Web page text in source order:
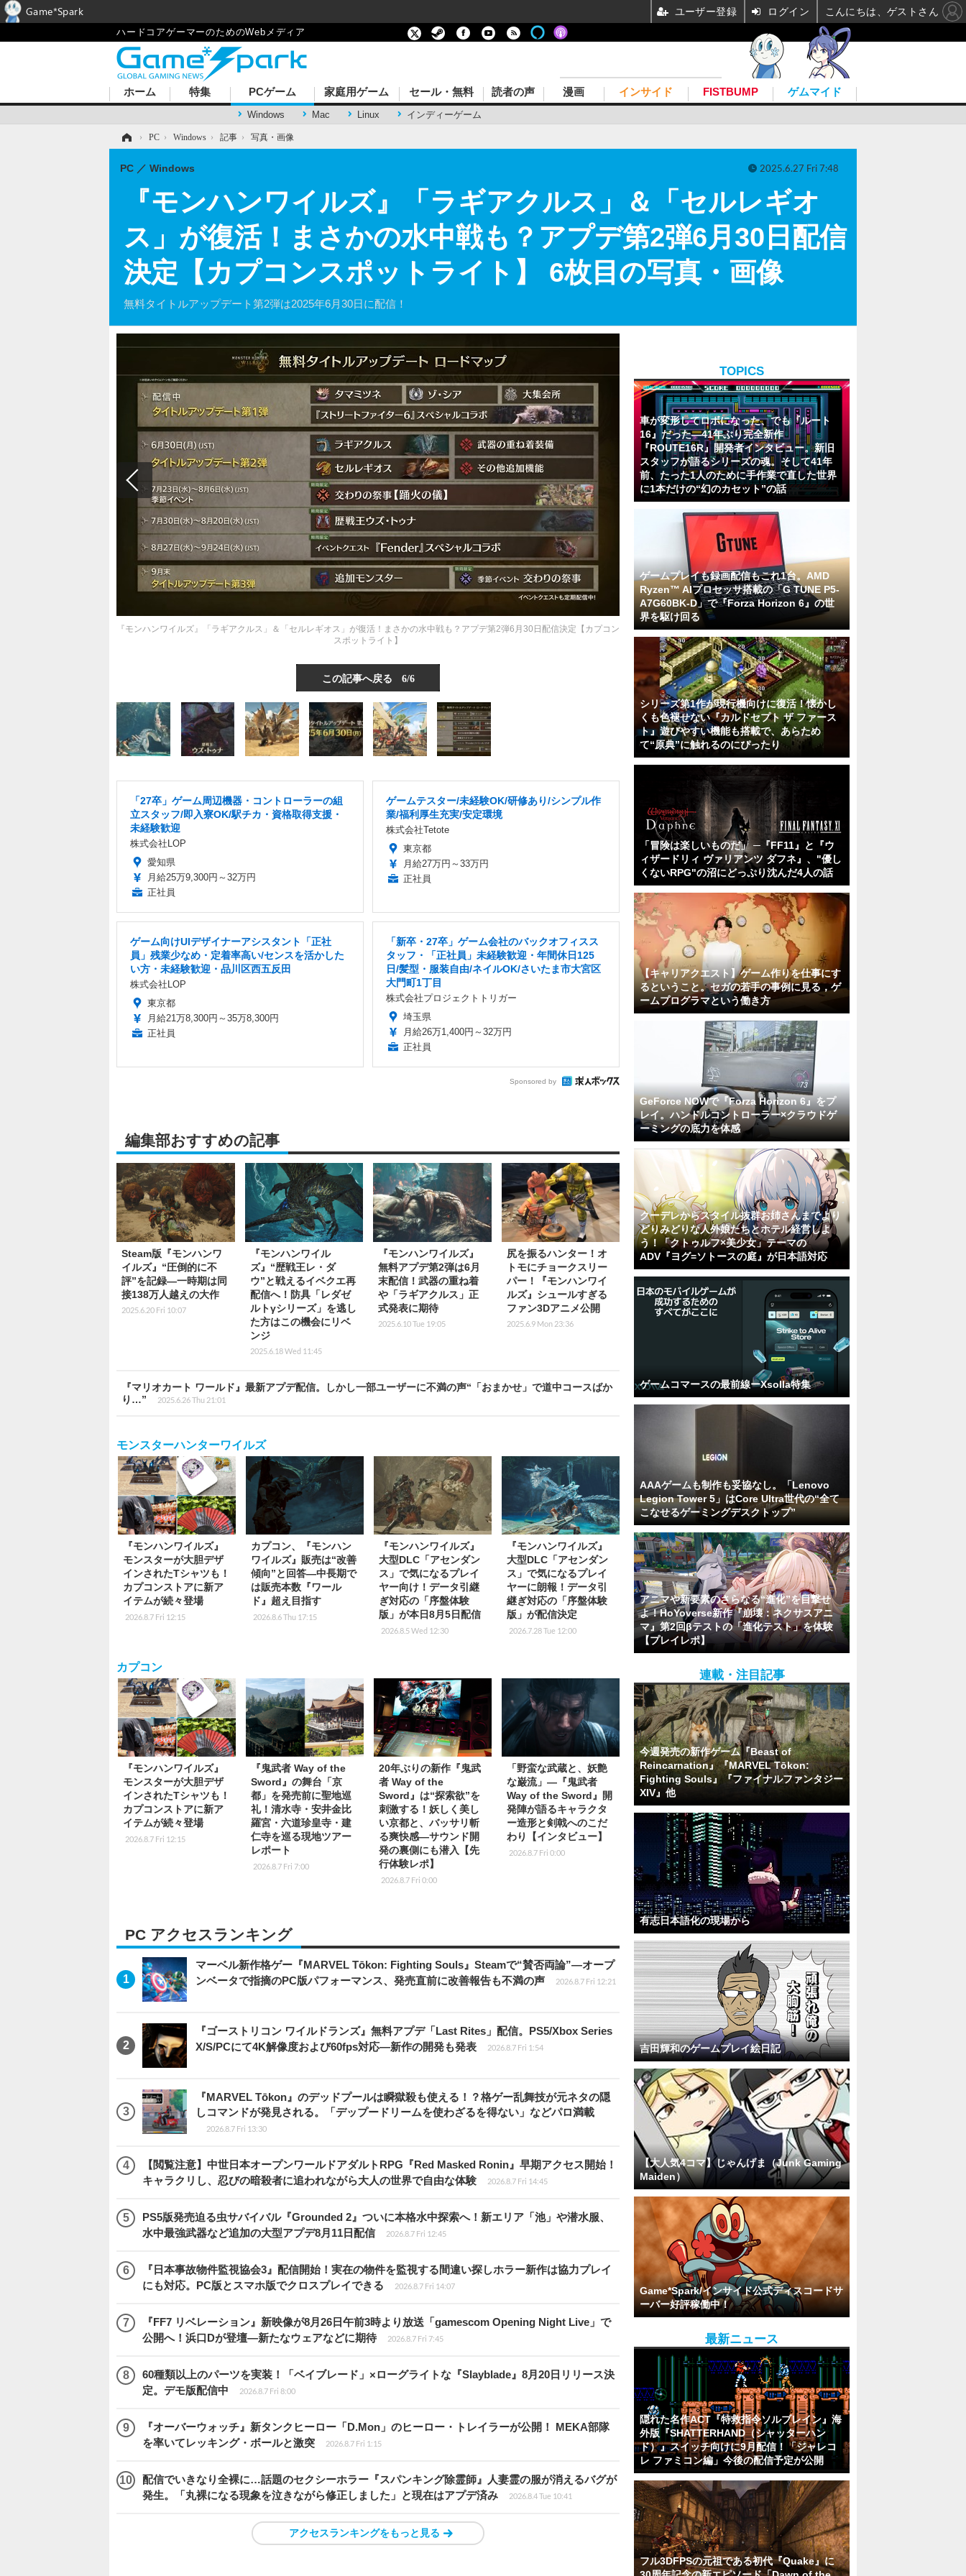
ハードコアゲーマーのためのWebメディア
ホーム 特集 PCゲーム
Windows Mac Linux インディーゲーム
家庭用ゲーム セール・無料 読者の声 漫画 インサイド FISTBUMP ゲムマイド
› PC › Windows › 記事 › 写真・画像
『モンハンワイルズ』「ラギアクルス」＆「セルレギオ
ス」が復活！まさかの水中戦も？アプデ第2弾6月30日配信
決定【カプコンスポットライト】 6枚目の写真・画像
無料タイトルアップデート第2弾は2025年6月30日に配信！
PC Windows 2025.6.27 Fri 7:48
『モンハンワイルズ』「ラギアクルス」＆「セルレギオス」が復活！まさかの水中戦も？アプデ第2弾6月30日配信決定【カプコン
スポットライト】
この記事へ戻る 6/6
「27卒」ゲーム周辺機器・コントローラーの組
立スタッフ/即入寮OK/駅チカ・資格取得支援・
未経験歓迎
株式会社LOP
愛知県
月給25万9,300円～32万円
正社員
ゲームテスター/未経験OK/研修あり/シンプル作
業/福利厚生充実/安定環境
株式会社Tetote
東京都
月給27万円～33万円
正社員
ゲーム向けUIデザイナーアシスタント「正社
員」残業少なめ・定着率高い/センスを活かした
い方・未経験歓迎・品川区西五反田
株式会社LOP
東京都
月給21万8,300円～35万8,300円
正社員
「新卒・27卒」ゲーム会社のバックオフィスス
タッフ・「正社員」未経験歓迎・年間休日125
日/髪型・服装自由/ネイルOK/さいたま市大宮区
大門町1丁目
株式会社プロジェクトトリガー
埼玉県
月給26万1,400円～32万円
正社員
Sponsored by
編集部おすすめの記事
Steam版『モンハンワ
イルズ』“圧倒的に不
評”を記録―一時期は同
接138万人越えの大作
2025.6.20 Fri 10:07
『モンハンワイル
ズ』“歴戦王レ・ダ
ウ”と戦えるイベクエ再
配信へ！防具「レダゼ
ルトγシリーズ」を逃し
た方はこの機会にリベ
ンジ
2025.6.18 Wed 11:45
『モンハンワイルズ』
無料アプデ第2弾は6月
末配信！武器の重ね着
や「ラギアクルス」正
式発表に期待
2025.6.10 Tue 19:05
尻を振るハンター！オ
トモにチョークスリー
パー！『モンハンワイ
ルズ』シュールすぎる
ファン3Dアニメ公開
2025.6.9 Mon 23:36
『マリオカート ワールド』最新アプデ配信。しかし一部ユーザーに不満の声“「おまかせ」で道中コースばか
り…”
2025.6.26 Thu 21:01
モンスターハンターワイルズ
『モンハンワイルズ』
モンスターが大胆デザ
インされたTシャツも！
カプコンストアに新ア
イテムが続々登場
2026.8.7 Fri 12:15
カプコン、『モンハン
ワイルズ』販売は“改善
傾向”と回答―中長期で
は販売本数『ワール
ド』超え目指す
2026.8.6 Thu 17:15
『モンハンワイルズ』
大型DLC「アセンダン
ス」で気になるプレイ
ヤー向け！データ引継
ぎ対応の「序盤体験
版」が本日8月5日配信
2026.8.5 Wed 12:30
『モンハンワイルズ』
大型DLC「アセンダン
ス」で気になるプレイ
ヤーに朗報！データ引
継ぎ対応の「序盤体験
版」が配信決定
2026.7.28 Tue 12:00
カプコン
『モンハンワイルズ』
モンスターが大胆デザ
インされたTシャツも！
カプコンストアに新ア
イテムが続々登場
2026.8.7 Fri 12:15
『鬼武者 Way of the
Sword』の舞台「京
都」を発売前に聖地巡
礼！清水寺・安井金比
羅宮・六道珍皇寺・建
仁寺を巡る現地ツアー
レポート
2026.8.7 Fri 7:00
20年ぶりの新作『鬼武
者 Way of the
Sword』は“探索欲”を
刺激する！妖しく美し
い京都と、バッサリ斬
る爽快感―サウンド開
発の裏側にも潜入【先
行体験レポ】
2026.8.7 Fri 0:00
「野蛮な武蔵と、妖艶
な巌流」―『鬼武者
Way of the Sword』開
発陣が語るキャラクタ
ー造形と剣戟へのこだ
わり【インタビュー】
2026.8.7 Fri 0:00
PC アクセスランキング
マーベル新作格ゲー『MARVEL Tōkon: Fighting Souls』Steamで“賛否両論”―オープ
ンベータで指摘のPC版パフォーマンス、発売直前に改善報告も不満の声
2026.8.7 Fri 12:21
『ゴーストリコン ワイルドランズ』無料アプデ「Last Rites」配信。PS5/Xbox Series
X/S/PCにて4K解像度および60fps対応―新作の開発も発表
2026.8.7 Fri 1:54
『MARVEL Tōkon』のデッドプールは瞬獄殺も使える！？格ゲー乱舞技が元ネタの隠
しコマンドが発見される。「デップードリームを使わざるを得ない」などパロ満載
2026.8.7 Fri 13:30
【閲覧注意】中世日本オープンワールドアダルトRPG『Red Masked Ronin』早期アクセス開始！
キャラクリし、忍びの暗殺者に追われながら大人の世界で自由な体験
2026.8.7 Fri 14:45
PS5版発売迫る虫サバイバル『Grounded 2』ついに本格水中探索へ！新エリア「池」や潜水服、
水中最強武器など追加の大型アプデ8月11日配信
2026.8.7 Fri 12:45
『日本事故物件監視協会3』配信開始！実在の物件を監視する間違い探しホラー新作は協力プレイ
にも対応。PC版とスマホ版でクロスプレイできる
2026.8.7 Fri 14:07
『FF7 リベレーション』新映像が8月26日午前3時より放送「gamescom Opening Night Live」で
公開へ！浜口Dが登壇―新たなウェアなどに期待
2026.8.7 Fri 7:45
60種類以上のパーツを実装！「ベイブレード」×ローグライトな『Slayblade』8月20日リリース決
定。デモ版配信中
2026.8.7 Fri 8:00
『オーバーウォッチ』新タンクヒーロー「D.Mon」のヒーロー・トレイラーが公開！ MEKA部隊
を率いてレッキング・ボールと激突
2026.8.7 Fri 1:15
配信でいきなり全裸に…話題のセクシーホラー『スパンキング除霊師』人妻霊の服が消えるバグが
発生。「丸裸になる現象を泣きながら修正しました」と現在はアプデ済み
2026.8.4 Tue 10:41
アクセスランキングをもっと見る
TOPICS
車が変形してロボになった、でも『ルート
16』だった―41年ぶり完全新作
『ROUTE16R』開発者インタビュー。新旧
スタッフが語るシリーズの魂。そして41年
前、たった1人のために手作業で直した世界
に1本だけの“幻のカセット”の話
ゲームプレイも録画配信もこれ1台。AMD
Ryzen™ AIプロセッサ搭載の「G TUNE P5-
A7G60BK-D」で『Forza Horizon 6』の世
界を駆け回る
シリーズ第1作が現行機向けに復活！懐かし
くも色褪せない『カルドセプト ザ ファース
ト』遊びやすい機能も搭載で、あらため
て“原典”に触れるのにぴったり
「冒険は楽しいものだ」 ─『FF11』と『ウ
ィザードリィ ヴァリアンツ ダフネ』、"優し
くないRPG"の沼にどっぷり沈んだ4人の話
【キャリアクエスト】ゲーム作りを仕事にす
るということ。セガの若手の事例に見る，ゲ
ームプログラマという働き方
GeForce NOWで『Forza Horizon 6』をプ
レイ。ハンドルコントローラー×クラウドゲ
ーミングの底力を体感
クーデレからスタイル抜群お姉さんまでより
どりみどりな人外娘たちとホテル経営しよ
う！「クトゥルフ×美少女」テーマの
ADV『ヨグ=ソトースの庭』が日本語対応
ゲームコマースの最前線ーXsolla特集
AAAゲームも制作も妥協なし。「Lenovo
Legion Tower 5」はCore Ultra世代の“全て
こなせるゲーミングデスクトップ”
アニマや新要素のさらなる“進化”を目撃せ
よ！HoYoverse新作『崩壊：ネクサスアニ
マ』第2回βテストの「進化テスト」を体験
【プレイレポ】
連載・注目記事
今週発売の新作ゲーム『Beast of
Reincarnation』『MARVEL Tōkon:
Fighting Souls』『ファイナルファンタジー
XIV』他
有志日本語化の現場から
吉田輝和のゲームプレイ絵日記
【大人気4コマ】じゃんげま（Junk Gaming
Maiden）
Game*Spark/インサイド公式ディスコードサ
ーバー好評稼働中！
最新ニュース
隠れた名作ACT『特救指令ソルブレイン』海
外版『SHATTERHAND（シャッターハン
ド）』スイッチ向けに9月配信！「ジャレコ
レ ファミコン編」今後の配信予定が公開
フル3DFPSの元祖である初代『Quake』に
Game*Spark ユーザー登録 ログイン こんにちは、ゲストさん